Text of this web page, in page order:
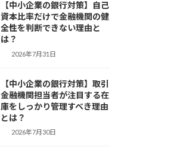
【中小企業の銀行対策】自己
資本比率だけで金融機関の健
全性を判断できない理由と
は？
2026年7月31日
【中小企業の銀行対策】取引
金融機関担当者が注目する在
庫をしっかり管理すべき理由
とは？
2026年7月30日